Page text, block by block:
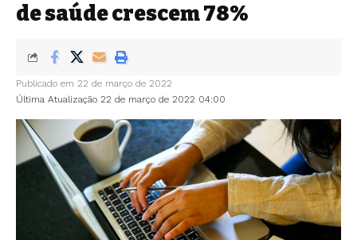
de saúde crescem 78%
Última Atualização 22 de março de 2022 04:00
Publicado em 22 de março de 2022